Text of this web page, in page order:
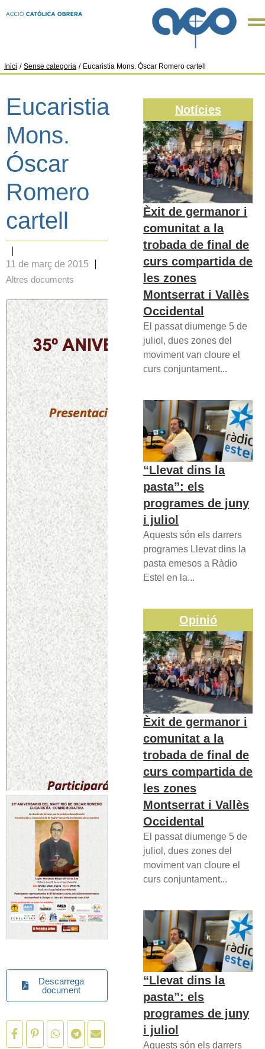
Inici / Sense categoria / Eucaristia Mons. Óscar Romero cartell
Eucaristia
Mons.
Óscar
Romero
cartell
11 de març de 2015
Altres documents
Descarrega
document
Notícies
Èxit de germanor i
comunitat a la
trobada de final de
curs compartida de
les zones
Montserrat i Vallès
Occidental
El passat diumenge 5 de
juliol, dues zones del
moviment van cloure el
curs conjuntament...
“Llevat dins la
pasta”: els
programes de juny
i juliol
Aquests són els darrers
programes Llevat dins la
pasta emesos a Ràdio
Estel en la...
Opinió
Èxit de germanor i
comunitat a la
trobada de final de
curs compartida de
les zones
Montserrat i Vallès
Occidental
El passat diumenge 5 de
juliol, dues zones del
moviment van cloure el
curs conjuntament...
“Llevat dins la
pasta”: els
programes de juny
i juliol
Aquests són els darrers